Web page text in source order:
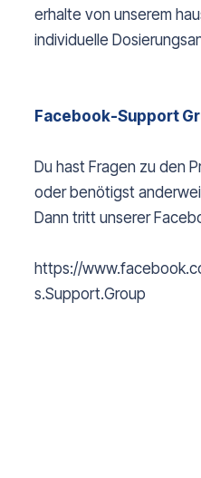
erhalte von unserem
individuelle
Facebook-Support
Du hast Fragen zu den
oder benötigst
Dann tritt unserer
https://
s.Support.Group